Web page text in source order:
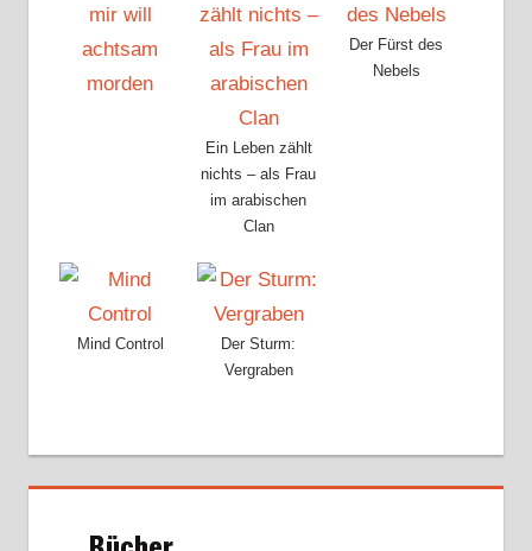
Ein Leben zählt
nichts – als Frau
im arabischen
Clan
Der Fürst des
Nebels
Mind Control
Der Sturm:
Vergraben